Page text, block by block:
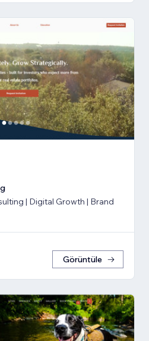
| Digital Growth | Brand
Görüntüle